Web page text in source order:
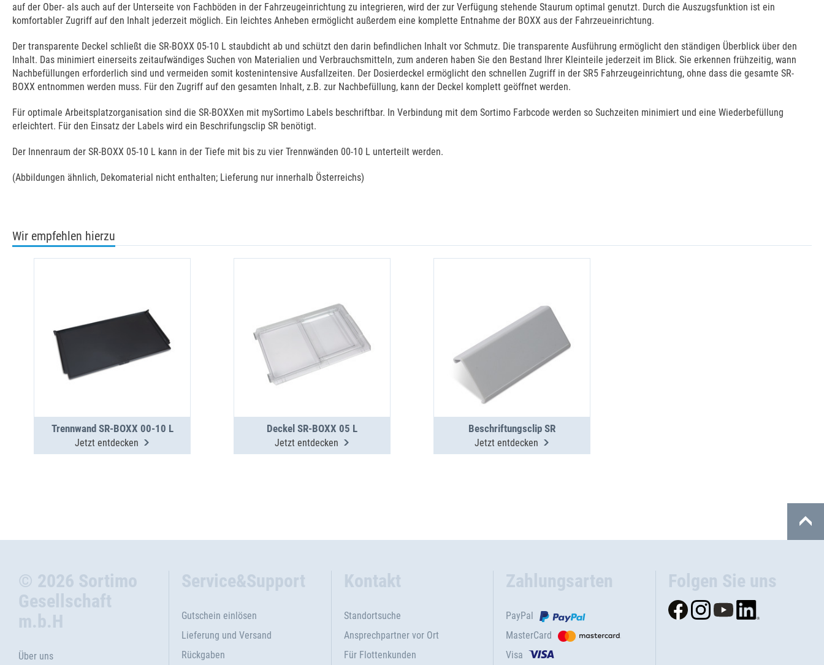
auf der Ober- als auch auf der Unterseite von Fachböden in der Fahrzeugeinrichtung zu integrieren, wird der zur Verfügung stehende Staurum optimal genutzt. Durch die Auszugsfunktion ist ein
komfortabler Zugriff auf den Inhalt jederzeit möglich. Ein leichtes Anheben ermöglicht außerdem eine komplette Entnahme der BOXX aus der Fahrzeueinrichtung.
Der transparente Deckel schließt die SR-BOXX 05-10 L staubdicht ab und schützt den darin befindlichen Inhalt vor Schmutz. Die transparente Ausführung ermöglicht den ständigen Überblick über den
Inhalt. Das minimiert einerseits zeitaufwändiges Suchen von Materialien und Verbrauchsmitteln, zum anderen haben Sie den Bestand Ihrer Kleinteile jederzeit im Blick. Sie erkennen frühzeitig, wann
Nachbefüllungen erforderlich sind und vermeiden somit kostenintensive Ausfallzeiten. Der Dosierdeckel ermöglicht den schnellen Zugriff in der SR5 Fahrzeugeinrichtung, ohne dass die gesamte SR-
BOXX entnommen werden muss. Für den Zugriff auf den gesamten Inhalt, z.B. zur Nachbefüllung, kann der Deckel komplett geöffnet werden.
Für optimale Arbeitsplatzorganisation sind die SR-BOXXen mit mySortimo Labels beschriftbar. In Verbindung mit dem Sortimo Farbcode werden so Suchzeiten minimiert und eine Wiederbefüllung
erleichtert. Für den Einsatz der Labels wird ein Beschrifungsclip SR benötigt.
Der Innenraum der SR-BOXX 05-10 L kann in der Tiefe mit bis zu vier Trennwänden 00-10 L unterteilt werden.
(Abbildungen ähnlich, Dekomaterial nicht enthalten; Lieferung nur innerhalb Österreichs)
Wir empfehlen hierzu
Trennwand SR-BOXX 00-10 L
Jetzt entdecken
Deckel SR-BOXX 05 L
Jetzt entdecken
Beschriftungsclip SR
Jetzt entdecken
© 2026 Sortimo
Gesellschaft
m.b.H
Über uns
Service&Support
Gutschein einlösen
Lieferung und Versand
Rückgaben
Kontakt
Standortsuche
Ansprechpartner vor Ort
Für Flottenkunden
Zahlungsarten
PayPal
MasterCard
Visa
Folgen Sie uns